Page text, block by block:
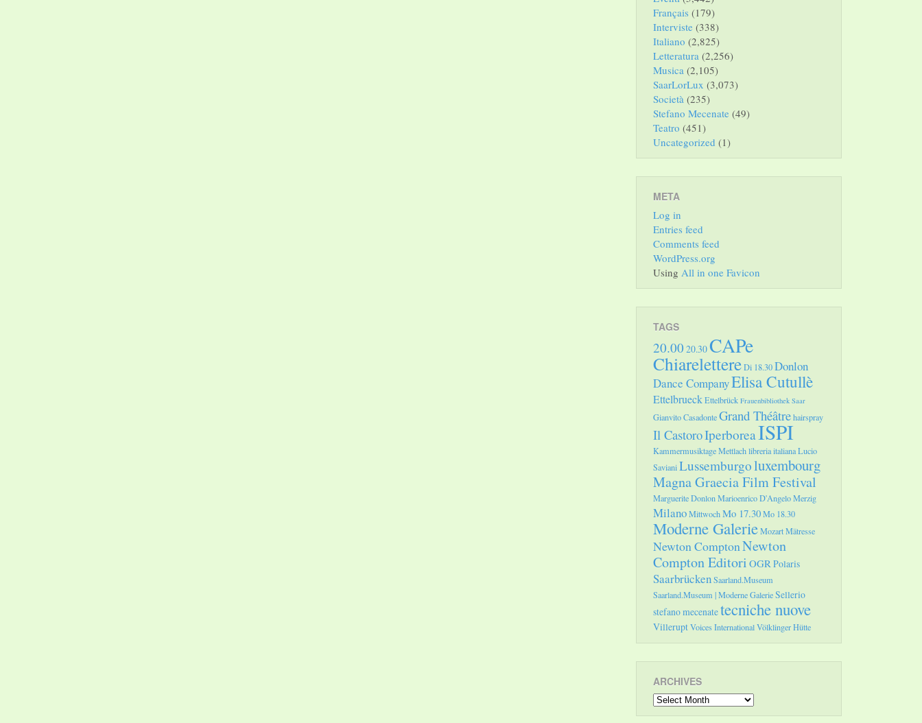
Français (179)
Interviste (338)
Italiano (2,825)
Letteratura (2,256)
Musica (2,105)
SaarLorLux (3,073)
Società (235)
Stefano Mecenate (49)
Teatro (451)
Uncategorized (1)
META
Log in
Entries feed
Comments feed
WordPress.org
Using All in one Favicon
TAGS
20.00 20.30CAPe
ChiarelettereDi 18.30Donlon
Dance CompanyElisa Cutullè
EttelbrueckEttelbrück Frauenbibliothek Saar
Gianvito CasadonteGrand Théâtrehairspray
Il CastoroIperboreaISPI
Kammermusiktage Mettlachlibreria italianaLucio
SavianiLussemburgoluxembourg
Magna Graecia Film Festival
Marguerite DonlonMarioenrico D'AngeloMerzig
MilanoMittwochMo 17.30Mo 18.30
Moderne GalerieMozartMätresse
Newton ComptonNewton
Compton Editori OGRPolaris
SaarbrückenSaarland.Museum
Saarland.Museum | Moderne GalerieSellerio
stefano mecenatetecniche nuove
VilleruptVoices InternationalVölklinger Hütte
ARCHIVES
Archives